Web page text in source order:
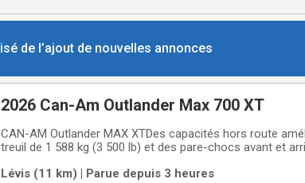
de l’ajout de nouvelles annonces
2026 Can-Am Outlander Max 700 XT
CAN-AM Outlander MAX XTDes capacités hors route
treuil de 1 588 kg (3 500 lb) et des pare-chocs avant et
Lévis (11 km) | Parue depuis 3 heures